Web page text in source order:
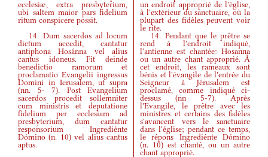
ecclesiæ, extra presbyterium,
ubi saltem maior pars fidelium
ritum conspicere possit.
un endroit approprié de l'église,
à l'extérieur du sanctuaire, où la
plupart des fidèles peuvent voir
le rite.
14. Dum sacerdos ad locum
dictum accedit, cantatur
antiphona Hosánna vel alius
cantus idoneus. Fit deinde
benedictio ramorum et
proclamatio Evangelii ingressus
Domini in Ierusalem, ut supra
(nn. 5- 7). Post Evangelium
sacerdos procedit sollemniter
cum ministris et deputatione
fidelium per ecclesiam ad
presbyterium, dum cantatur
responsorium Ingrediénte
Dómino(n. 10)vel alius cantus
aptus.
14. Pendant que le prêtre se
rend à l'endroit indiqué,
l'antienne est chantée: Hosanna
ou un autre chant approprié. À
cet endroit, les rameaux sont
bénis et l'évangile de l'entrée du
Seigneur à Jérusalem est
proclamé, comme indiqué ci-
dessus (nn 5-7). Après
l'Evangile, le prêtre avec les
ministres et certains des fidèles
s'avancent vers le sanctuaire
dans l'église; pendant ce temps,
le répons Ingrediénte Dómino
(n. 10) est chanté, ou un autre
chant approprié.